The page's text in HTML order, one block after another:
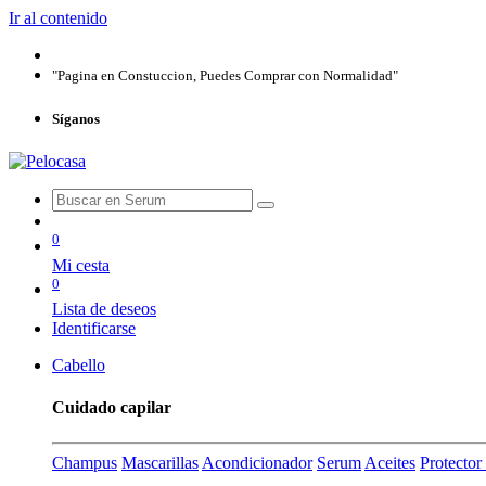
Ir al contenido
"Pagina en Constuccion, Puedes Comprar con Normalidad"
Síganos
0
Mi cesta
0
Lista de deseos
Identificarse
Cabello
Cuidado capilar
Champus Mascarillas Acondicionador Serum Aceites